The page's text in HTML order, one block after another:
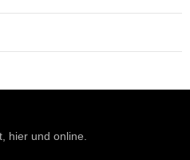
hier und online.